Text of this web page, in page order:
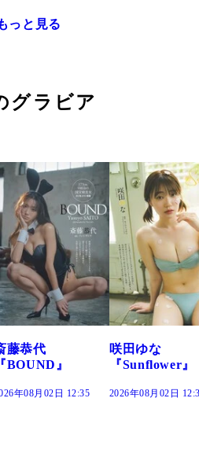
っと見る
グラビア
咲田ゆな
『Sunflower』
2026年08月02日 12:30
藤水咲桜『花
だまり』
2026年08月02日